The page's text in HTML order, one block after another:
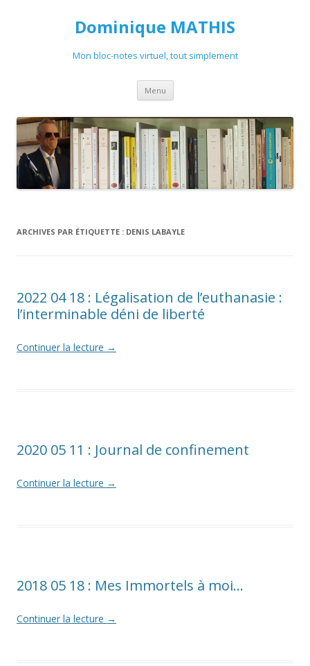
Dominique MATHIS
Mon bloc-notes virtuel, tout simplement
Menu Aller
contenu
ARCHIVES PAR ÉTIQUETTE : DENIS LABAYLE
2022 04 18 : Légalisation de l’euthanasie :
l’interminable déni de liberté
Continuer la lecture →
2020 05 11 : Journal de confinement
Continuer la lecture →
2018 05 18 : Mes Immortels à moi…
Continuer la lecture →